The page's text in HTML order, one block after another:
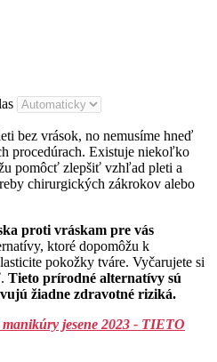
bez vrások, no nemusíme hneď
procedúrach. Existuje niekoľko
pomôcť zlepšiť vzhľad pleti a
chirurgických zákrokov alebo
proti vráskam pre vás
ktoré dopomôžu k
pokožky tváre. Vyčarujete si
Tieto prírodné alternatívy sú
žiadne zdravotné riziká.
jesene 2023 - TIETO